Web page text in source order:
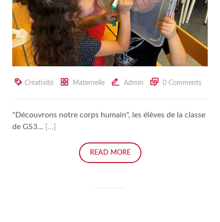
Créativité Maternelle Admin 0 Comments
"Découvrons notre corps humain", les élèves de la classe
de GS3...
[…]
READ MORE